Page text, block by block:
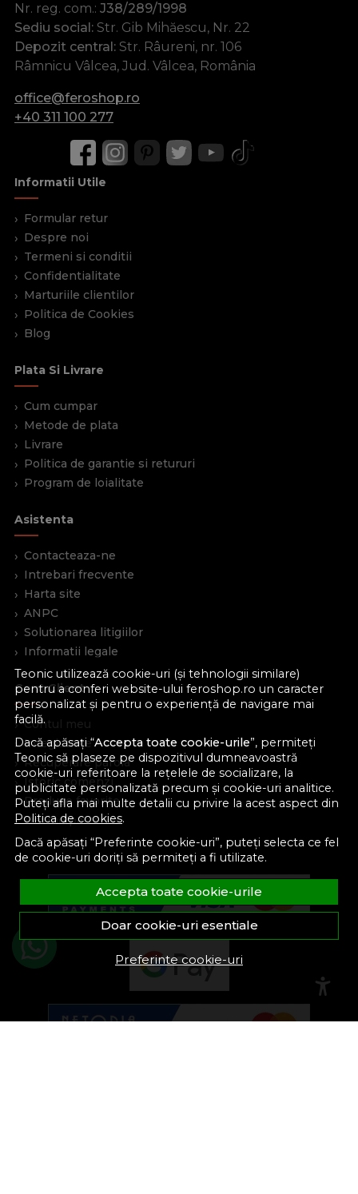
Teonic utilizează cookie-uri (și tehnologii similare)
pentru a conferi website-ului feroshop.ro un caracter
personalizat și pentru o experiență de navigare mai
facilă.
Dacă apăsați “Accepta toate cookie-urile”, permiteți
Teonic să plaseze pe dispozitivul dumneavoastră
cookie-uri referitoare la rețelele de socializare, la
publicitate personalizată precum și cookie-uri analitice.
Puteți afla mai multe detalii cu privire la acest aspect din
Politica de cookies.
Dacă apăsați “Preferinte cookie-uri”, puteți selecta ce fel
de cookie-uri doriți să permiteți a fi utilizate.
Accepta toate cookie-urile
Doar cookie-uri esentiale
Preferinte cookie-uri
Nr. reg. com.: J38/289/1998
Sediu social: Str. Gib Mihăescu, Nr. 22
Depozit central: Str. Râureni, nr. 106
Râmnicu Vâlcea, Jud. Vâlcea, România
office@feroshop.ro
+40 311 100 277
Informatii Utile
Formular retur
Despre noi
Termeni si conditii
Confidentialitate
Marturiile clientilor
Politica de Cookies
Blog
Plata Si Livrare
Cum cumpar
Metode de plata
Livrare
Politica de garantie si retururi
Program de loialitate
Asistenta
Contacteaza-ne
Intrebari frecvente
Harta site
ANPC
Solutionarea litigiilor
Informatii legale
Cont Client
Contul meu
Inregistrare
Recuperare parola
Istoric comenzi
Produse favorite
Devino partener